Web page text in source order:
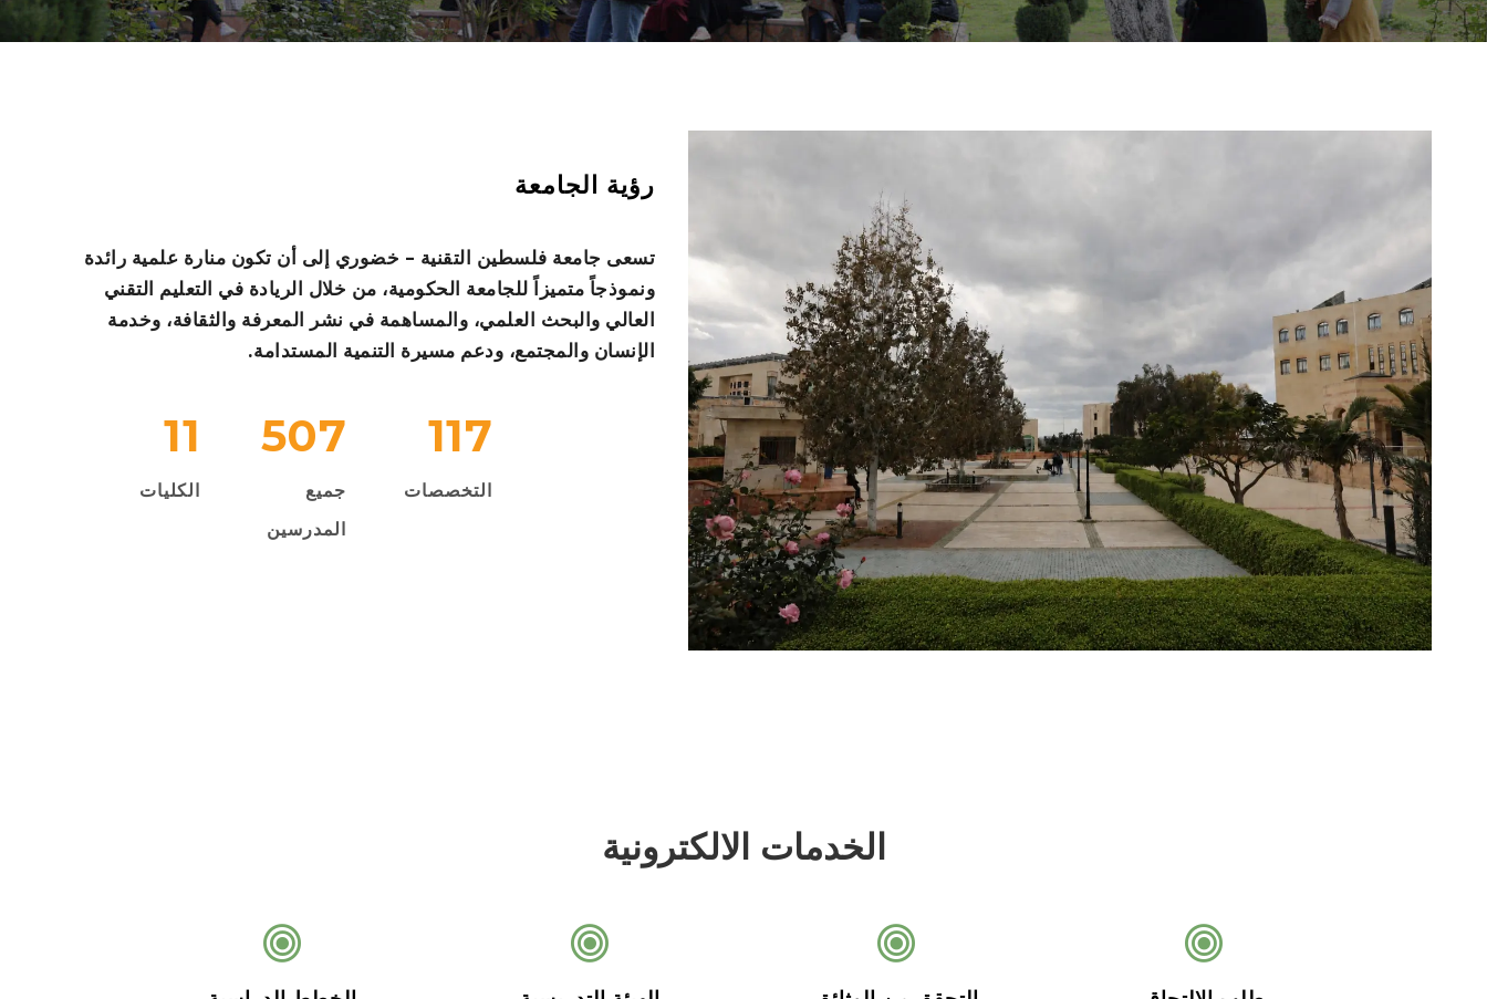
رؤية الجامعة
تسعى جامعة فلسطين التقنية – خضوري إلى أن تكون منارة علمية رائدة
ونموذجاً متميزاً للجامعة الحكومية، من خلال الريادة في التعليم التقني
العالي والبحث العلمي، والمساهمة في نشر المعرفة والثقافة، وخدمة
الإنسان والمجتمع، ودعم مسيرة التنمية المستدامة.
11
الكليات
507
جميع
المدرسين
117
التخصصات
الخدمات الالكترونية